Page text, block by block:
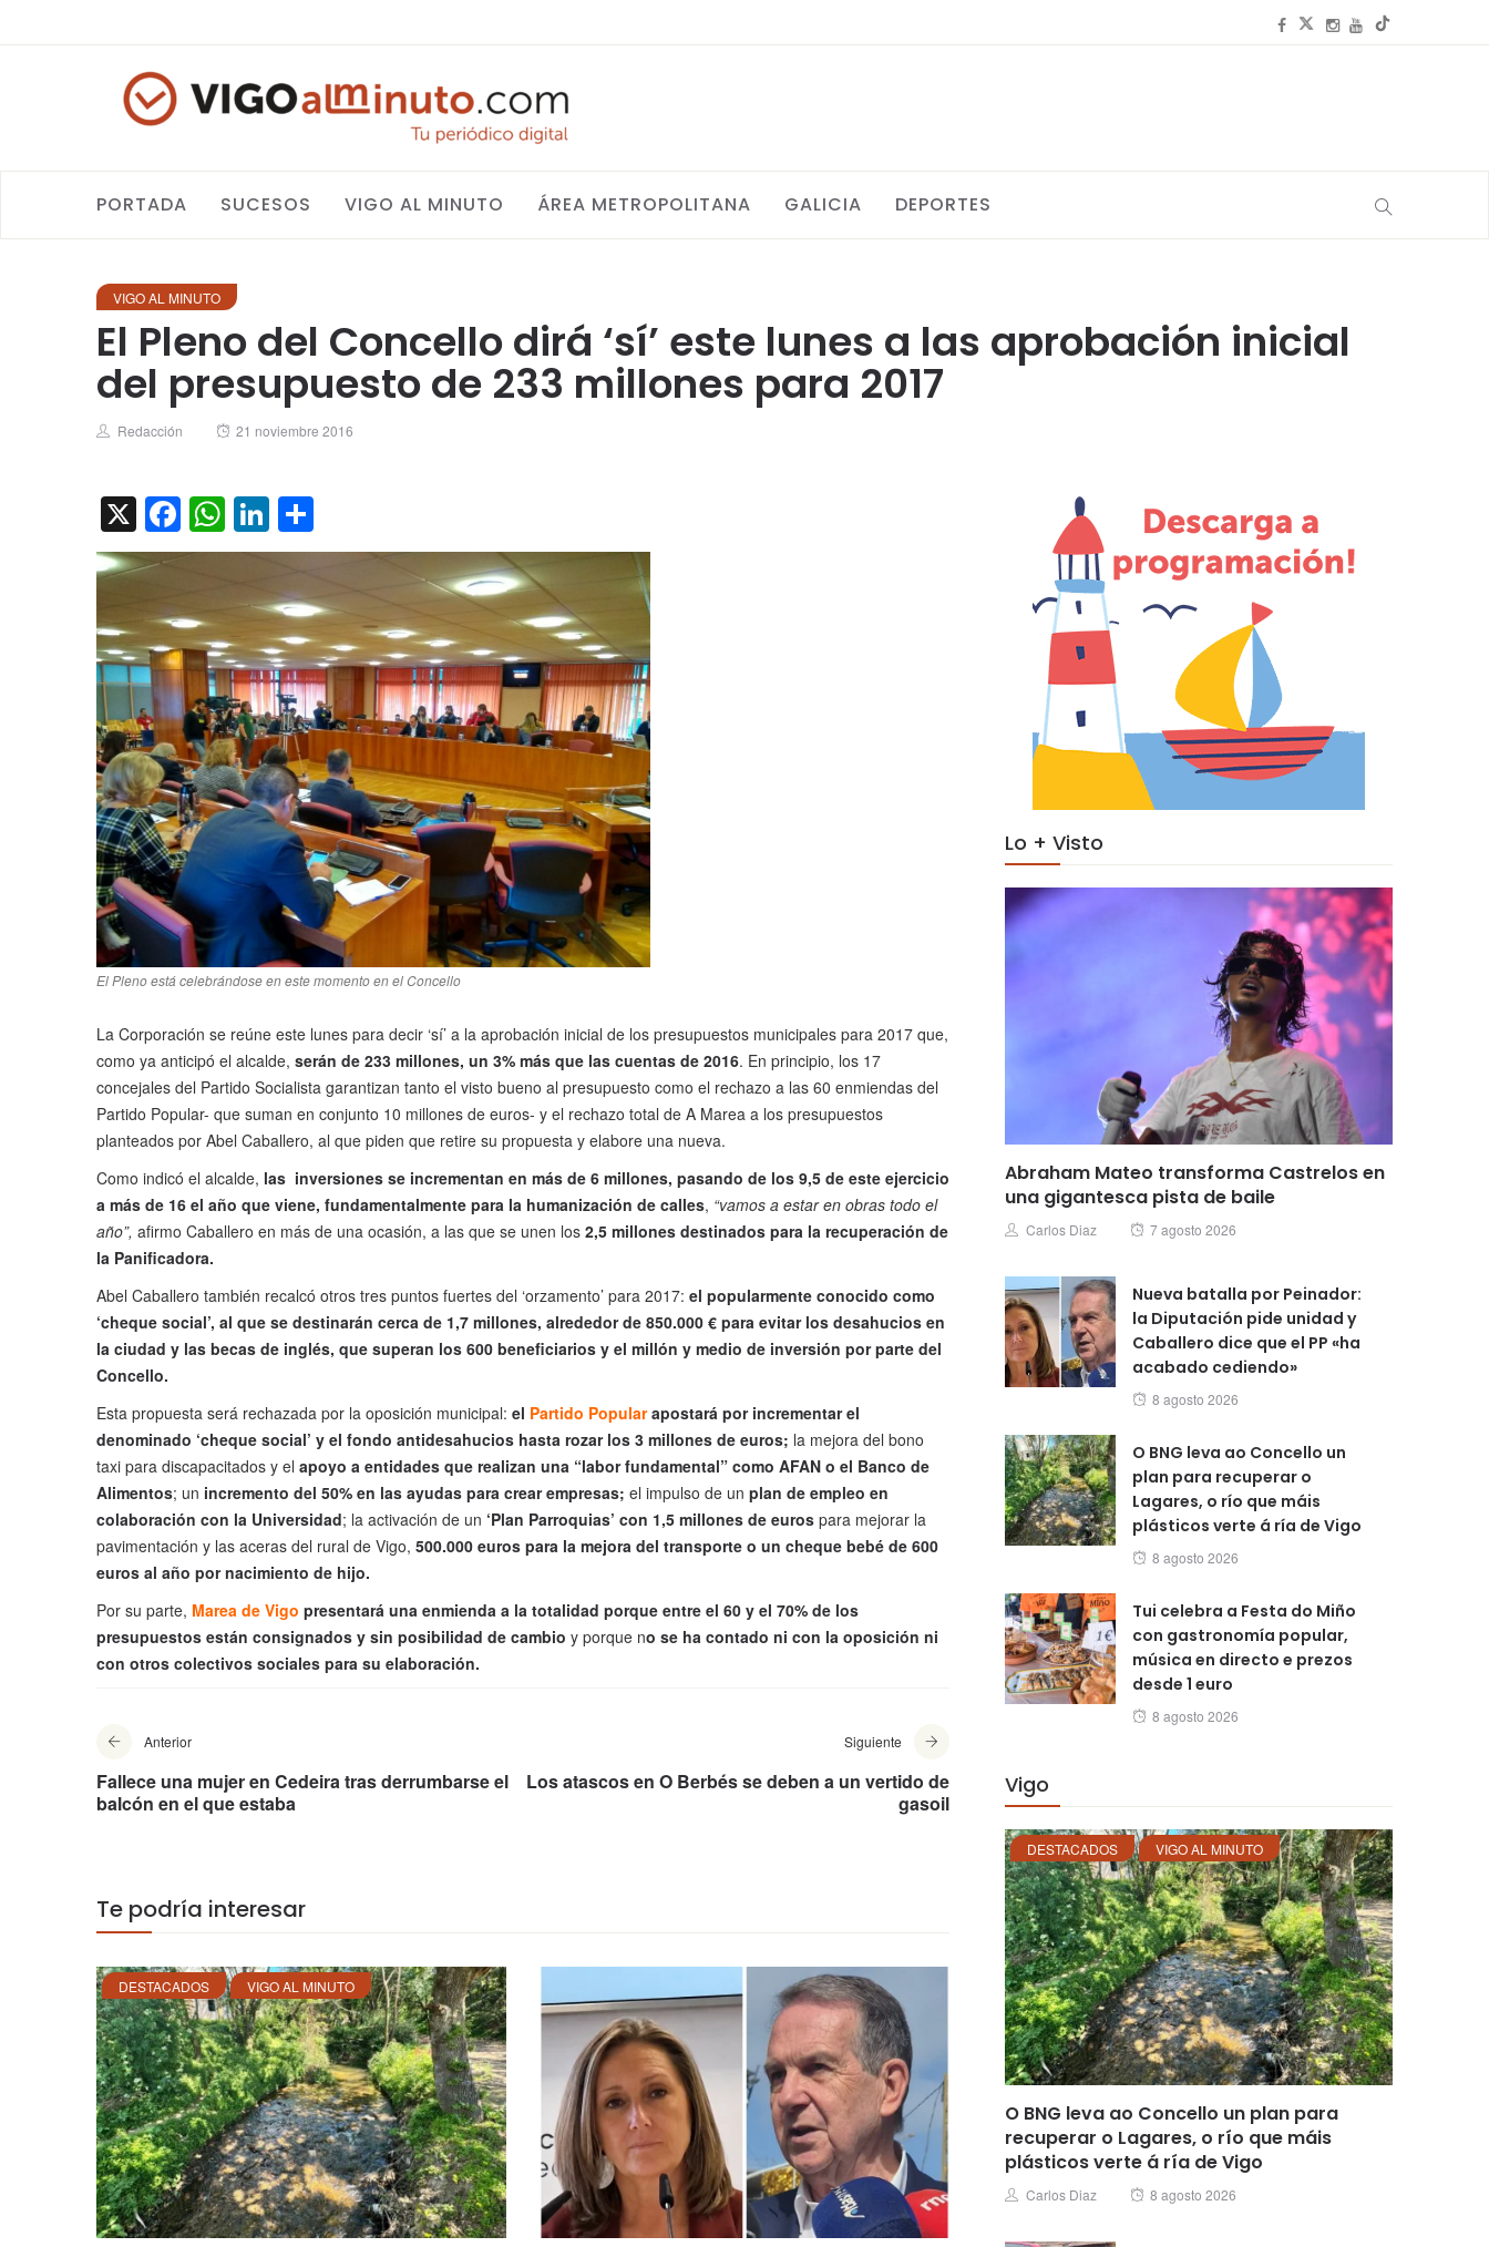
PORTADA SUCESOS VIGO AL MINUTO ÁREA METROPOLITANA GALICIA DEPORTES
VIGO AL MINUTO
El Pleno del Concello dirá ‘sí’ este lunes a las aprobación inicial
del presupuesto de 233 millones para 2017
Author
Redacción
Posted
21 noviembre 2016
X Facebook
WhatsApp
LinkedIn
El Pleno está celebrándose en este momento en el Concello
La Corporación se reúne este lunes para decir ‘sí’ a la aprobación inicial de los presupuestos municipales para 2017 que,
como ya anticipó el alcalde, serán de 233 millones, un 3% más que las cuentas de 2016. En principio, los 17
concejales del Partido Socialista garantizan tanto el visto bueno al presupuesto como el rechazo a las 60 enmiendas del
Partido Popular- que suman en conjunto 10 millones de euros- y el rechazo total de A Marea a los presupuestos
planteados por Abel Caballero, al que piden que retire su propuesta y elabore una nueva.
Como indicó el alcalde, las inversiones se incrementan en más de 6 millones, pasando de los 9,5 de este ejercicio
a más de 16 el año que viene, fundamentalmente para la humanización de calles, “vamos a estar en obras todo el
año”, afirmo Caballero en más de una ocasión, a las que se unen los 2,5 millones destinados para la recuperación de
la Panificadora.
Abel Caballero también recalcó otros tres puntos fuertes del ‘orzamento’ para 2017: el popularmente conocido como
‘cheque social’, al que se destinarán cerca de 1,7 millones, alrededor de 850.000 € para evitar los desahucios en
la ciudad y las becas de inglés, que superan los 600 beneficiarios y el millón y medio de inversión por parte del
Concello.
Esta propuesta será rechazada por la oposición municipal: el Partido Popularapostará por incrementar el
denominado ‘cheque social’ y el fondo antidesahucios hasta rozar los 3 millones de euros; la mejora del bono
taxi para discapacitados y el apoyo a entidades que realizan una “labor fundamental” como AFAN o el Banco de
Alimentos; un incremento del 50% en las ayudas para crear empresas; el impulso de un plan de empleo en
colaboración con la Universidad; la activación de un ‘Plan Parroquias’ con 1,5 millones de euros para mejorar la
pavimentación y las aceras del rural de Vigo, 500.000 euros para la mejora del transporte o un cheque bebé de 600
euros al año por nacimiento de hijo.
Por su parte, Marea de Vigo presentará una enmienda a la totalidad porque entre el 60 y el 70% de los
presupuestos están consignados y sin posibilidad de cambio y porque no se ha contado ni con la oposición ni
con otros colectivos sociales para su elaboración.
Anterior
Fallece una mujer en Cedeira tras derrumbarse el
balcón en el que estaba
Siguiente
Los atascos en O Berbés se deben a un vertido de
gasoil
Te podría interesar
DESTACADOS VIGO AL MINUTO
Lo + Visto
Abraham Mateo transforma Castrelos en
una gigantesca pista de baile
Author
Carlos Diaz
Posted
7 agosto 2026
Nueva batalla por Peinador:
la Diputación pide unidad y
Caballero dice que el PP «ha
acabado cediendo»
Posted
8 agosto 2026
O BNG leva ao Concello un
plan para recuperar o
Lagares, o río que máis
plásticos verte á ría de Vigo
Posted
8 agosto 2026
Tui celebra a Festa do Miño
con gastronomía popular,
música en directo e prezos
desde 1 euro
Posted
8 agosto 2026
Vigo
DESTACADOS VIGO AL MINUTO
O BNG leva ao Concello un plan para
recuperar o Lagares, o río que máis
plásticos verte á ría de Vigo
Author
Carlos Diaz
Posted
8 agosto 2026